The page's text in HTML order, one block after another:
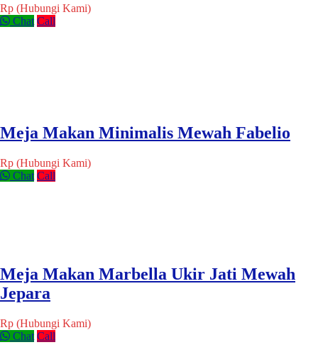
Rp (Hubungi Kami)
Chat Call
Meja Makan Minimalis Mewah Fabelio
Rp (Hubungi Kami)
Chat Call
Meja Makan Marbella Ukir Jati Mewah
Jepara
Rp (Hubungi Kami)
Chat Call